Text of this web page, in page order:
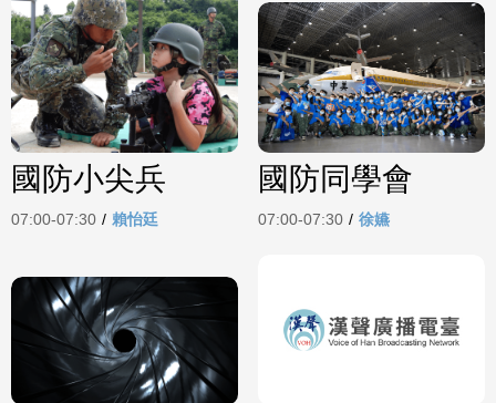
國防小尖兵
07:00-07:30 / 賴怡廷
國防同學會
07:00-07:30 / 徐嬿